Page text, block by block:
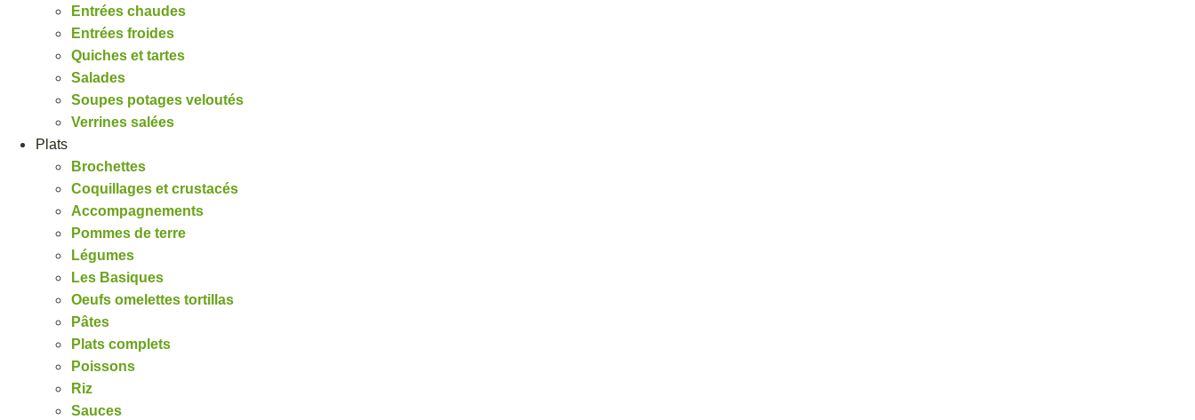
Entrées chaudes
Entrées froides
Quiches et tartes
Salades
Soupes potages veloutés
Verrines salées
Plats
Brochettes
Coquillages et crustacés
Accompagnements
Pommes de terre
Légumes
Les Basiques
Oeufs omelettes tortillas
Pâtes
Plats complets
Poissons
Riz
Sauces